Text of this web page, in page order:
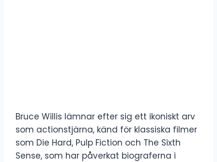
Bruce Willis lämnar efter sig ett ikoniskt arv
som actionstjärna, känd för klassiska filmer
som Die Hard, Pulp Fiction och The Sixth
Sense, som har påverkat biograferna i